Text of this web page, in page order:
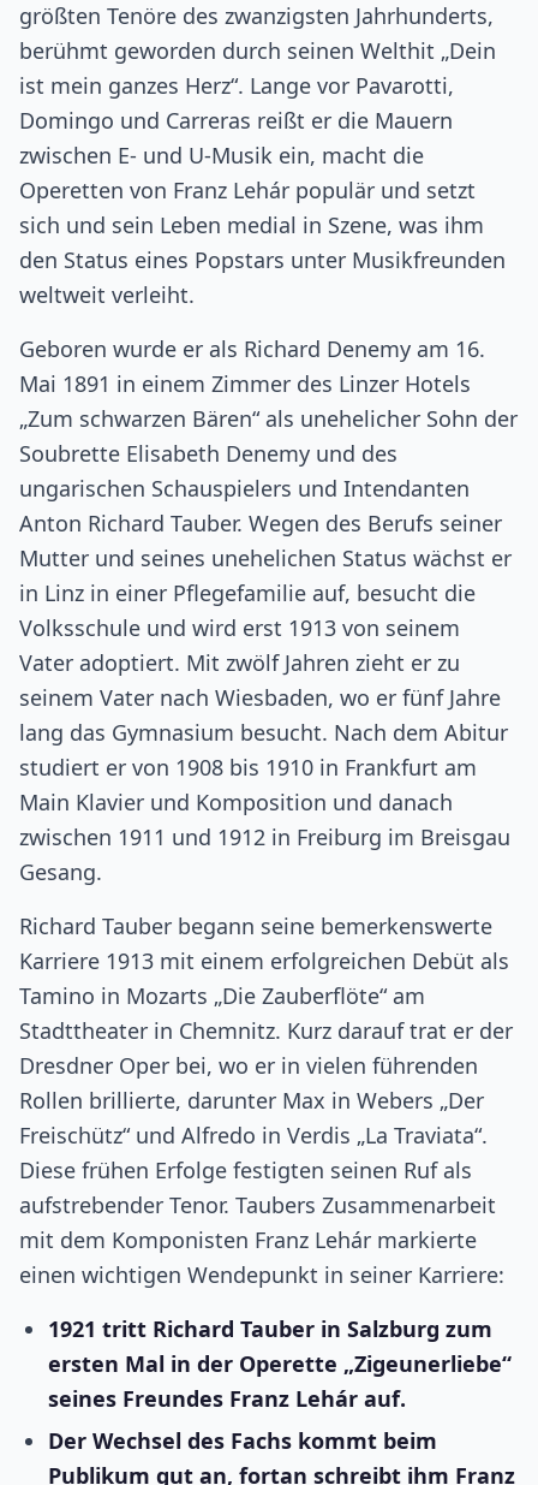
größten Tenöre des zwanzigsten Jahrhunderts,
berühmt geworden durch seinen Welthit „Dein
ist mein ganzes Herz“. Lange vor Pavarotti,
Domingo und Carreras reißt er die Mauern
zwischen E- und U-Musik ein, macht die
Operetten von Franz Lehár populär und setzt
sich und sein Leben medial in Szene, was ihm
den Status eines Popstars unter Musikfreunden
weltweit verleiht.
Geboren wurde er als Richard Denemy am 16.
Mai 1891 in einem Zimmer des Linzer Hotels
„Zum schwarzen Bären“ als unehelicher Sohn der
Soubrette Elisabeth Denemy und des
ungarischen Schauspielers und Intendanten
Anton Richard Tauber. Wegen des Berufs seiner
Mutter und seines unehelichen Status wächst er
in Linz in einer Pflegefamilie auf, besucht die
Volksschule und wird erst 1913 von seinem
Vater adoptiert. Mit zwölf Jahren zieht er zu
seinem Vater nach Wiesbaden, wo er fünf Jahre
lang das Gymnasium besucht. Nach dem Abitur
studiert er von 1908 bis 1910 in Frankfurt am
Main Klavier und Komposition und danach
zwischen 1911 und 1912 in Freiburg im Breisgau
Gesang.
Richard Tauber begann seine bemerkenswerte
Karriere 1913 mit einem erfolgreichen Debüt als
Tamino in Mozarts „Die Zauberflöte“ am
Stadttheater in Chemnitz. Kurz darauf trat er der
Dresdner Oper bei, wo er in vielen führenden
Rollen brillierte, darunter Max in Webers „Der
Freischütz“ und Alfredo in Verdis „La Traviata“.
Diese frühen Erfolge festigten seinen Ruf als
aufstrebender Tenor. Taubers Zusammenarbeit
mit dem Komponisten Franz Lehár markierte
einen wichtigen Wendepunkt in seiner Karriere:
1921 tritt Richard Tauber in Salzburg zum
ersten Mal in der Operette „Zigeunerliebe“
seines Freundes Franz Lehár auf.
Der Wechsel des Fachs kommt beim
Publikum gut an, fortan schreibt ihm Franz